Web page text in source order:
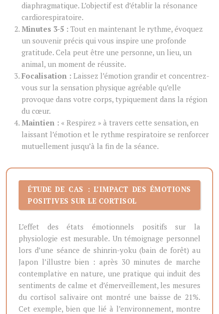
diaphragmatique. L’objectif est d’établir la résonance
cardiorespiratoire.
Minutes 3-5 : Tout en maintenant le rythme, évoquez
un souvenir précis qui vous inspire une profonde
gratitude. Cela peut être une personne, un lieu, un
animal, un moment de réussite.
Focalisation : Laissez l’émotion grandir et concentrez-
vous sur la sensation physique agréable qu’elle
provoque dans votre corps, typiquement dans la région
du cœur.
Maintien : « Respirez » à travers cette sensation, en
laissant l’émotion et le rythme respiratoire se renforcer
mutuellement jusqu’à la fin de la séance.
ÉTUDE DE CAS : L’IMPACT DES ÉMOTIONS
POSITIVES SUR LE CORTISOL
L’effet des états émotionnels positifs sur la
physiologie est mesurable. Un témoignage personnel
lors d’une séance de shinrin-yoku (bain de forêt) au
Japon l’illustre bien : après 30 minutes de marche
contemplative en nature, une pratique qui induit des
sentiments de calme et d’émerveillement, les mesures
du cortisol salivaire ont montré une baisse de 21%.
Cet exemple, bien que lié à l’environnement, montre